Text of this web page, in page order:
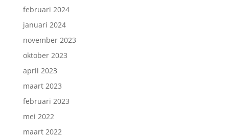
februari 2024
januari 2024
november 2023
oktober 2023
april 2023
maart 2023
februari 2023
mei 2022
maart 2022